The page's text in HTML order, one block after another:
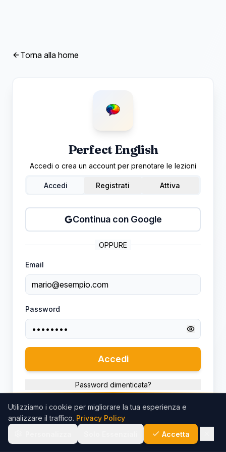
Torna alla home
Perfect English
Accedi o crea un account per prenotare le lezioni
Accedi Registrati Attiva
Continua con Google
OPPURE
Email
Password
Accedi
Password dimenticata?
Utilizziamo i cookie per migliorare la tua esperienza e
analizzare il traffico. Privacy Policy
Accetta